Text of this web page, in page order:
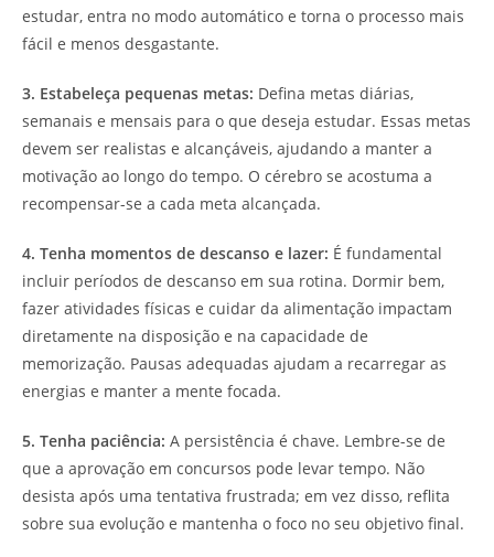
estudar, entra no modo automático e torna o processo mais
fácil e menos desgastante.
3. Estabeleça pequenas metas: Defina metas diárias,
semanais e mensais para o que deseja estudar. Essas metas
devem ser realistas e alcançáveis, ajudando a manter a
motivação ao longo do tempo. O cérebro se acostuma a
recompensar-se a cada meta alcançada.
4. Tenha momentos de descanso e lazer: É fundamental
incluir períodos de descanso em sua rotina. Dormir bem,
fazer atividades físicas e cuidar da alimentação impactam
diretamente na disposição e na capacidade de
memorização. Pausas adequadas ajudam a recarregar as
energias e manter a mente focada.
5. Tenha paciência: A persistência é chave. Lembre-se de
que a aprovação em concursos pode levar tempo. Não
desista após uma tentativa frustrada; em vez disso, reflita
sobre sua evolução e mantenha o foco no seu objetivo final.